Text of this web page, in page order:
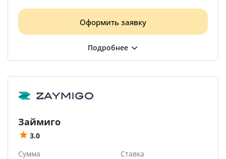
Оформить заявку
Займиго
3.0
Сумма
Ставка